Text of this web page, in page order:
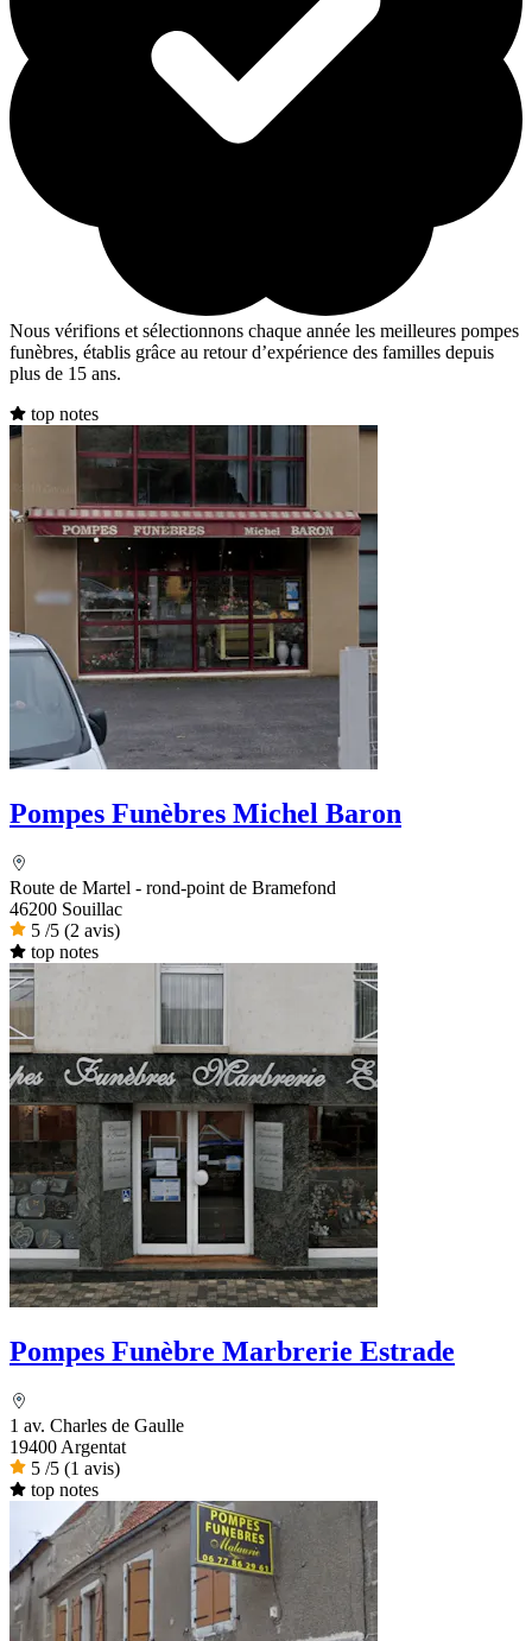
Nous vérifions et sélectionnons chaque année les meilleures pompes
funèbres, établis grâce au retour d’expérience des familles depuis
plus de 15 ans.
top notes
Pompes Funèbres Michel Baron
Route de Martel - rond-point de Bramefond
46200 Souillac
5 /5 (2 avis)
top notes
Pompes Funèbre Marbrerie Estrade
1 av. Charles de Gaulle
19400 Argentat
5 /5 (1 avis)
top notes